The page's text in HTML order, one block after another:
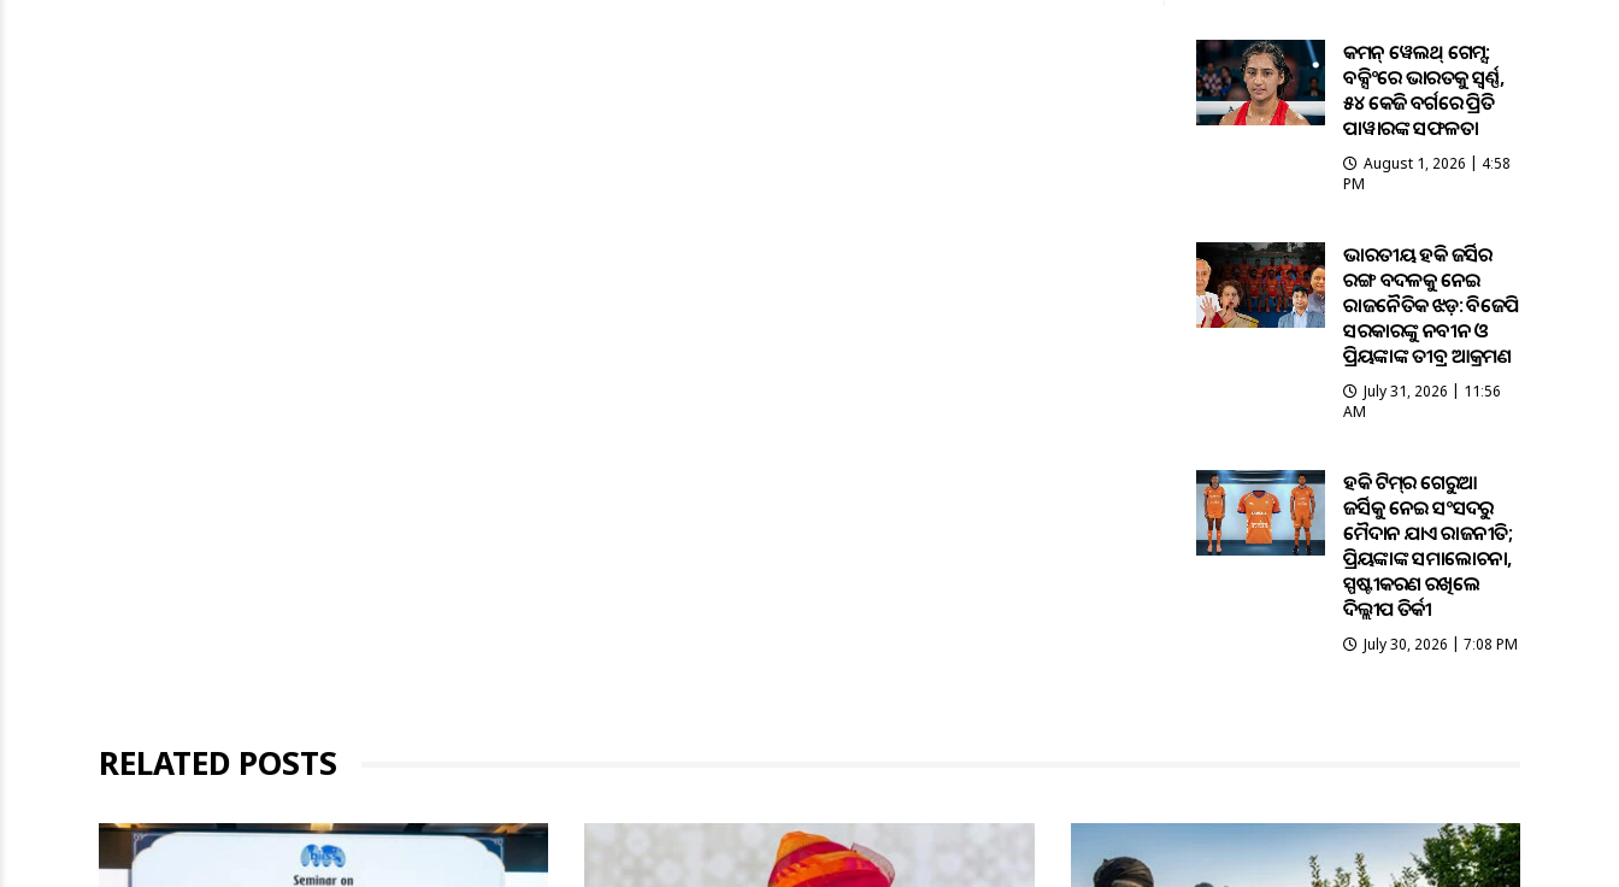
କମନ୍ ୱେଲଥ୍ ଗେମ୍ସ:
ବକ୍ସିଂରେ ଭାରତକୁ ସ୍ବର୍ଣ୍ଣ,
୫୪ କେଜି ବର୍ଗରେ ପ୍ରିତି
ପାୱାରଙ୍କ ସଫଳତା
August 1, 2026 | 4:58
PM
ଭାରତୀୟ ହକି ଜର୍ସିର
ରଙ୍ଗ ବଦଳକୁ ନେଇ
ରାଜନୈତିକ ଝଡ଼: ବିଜେପି
ସରକାରଙ୍କୁ ନବୀନ ଓ
ପ୍ରିୟଙ୍କାଙ୍କ ତୀବ୍ର ଆକ୍ରମଣ
July 31, 2026 | 11:56
AM
ହକି ଟିମ୍‌ର ଗେରୁଆ
ଜର୍ସିକୁ ନେଇ ସଂସଦରୁ
ମୈଦାନ ଯାଏଁ ରାଜନୀତି;
ପ୍ରିୟଙ୍କାଙ୍କ ସମାଲୋଚନା,
ସ୍ପଷ୍ଟୀକରଣ ରଖିଲେ
ଦିଲ୍ଲୀପ ତିର୍କୀ
July 30, 2026 | 7:08 PM
RELATED POSTS